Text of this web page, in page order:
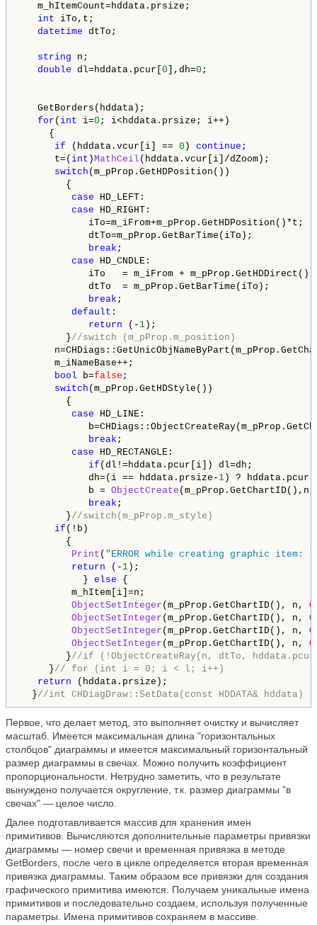
m_hItemCount=hddata.prsize;
int iTo,t;
datetime dtTo;
string n;
double dl=hddata.pcur[ 0 ],dh=0 ;
GetBorders(hddata);
for ( int i=0 ; i<hddata.prsize; i++)
{
if (hddata.vcur[i] == 0 ) continue ;
t=( int )MathCeil (hddata.vcur[i]/dZoom);
switch (m_pProp.GetHDPosition())
{
case HD_LEFT:
case HD_RIGHT:
iTo=m_iFrom+m_pProp.GetHDPosition()*t;
dtTo=m_pProp.GetBarTime(iTo);
break ;
case HD_CNDLE:
iTo   = m_iFrom +
dtTo  = m_pProp.GetBarTime(iTo);
break ;
default :
return (- 1 );
}//switch (m_pProp.m_position)
m_iNameBase++;
bool b=false ;
switch (m_pProp.GetHDStyle())
{
case HD_LINE:
break ;
case HD_RECTANGLE:
if (dl!=hddata.pcur[i]) dl=dh;
dh=(i == hddata.prsize- 1 ) ?
b = ObjectCreate (m_pProp.GetChartID(),n,
break ;
}//switch(m_pProp.m_style)
if (!b)
{
Print ( "ERROR while creating graphic item: "
return (- 1 );
} else {
m_hItem[i]=n;
ObjectSetInteger (m_pProp.GetChartID(), n,
ObjectSetInteger (m_pProp.GetChartID(), n,
ObjectSetInteger (m_pProp.GetChartID(), n,
ObjectSetInteger (m_pProp.GetChartID(), n,
}//if (!ObjectCreateRay(n, dtTo,
}// for (int i = 0; i < l; i++)
return (hddata.prsize);
}//int CHDiagDraw::SetData(const HDDATA& hddata)
Первое, что делает метод, это выполняет очистку и вычисляет
масштаб. Имеется максимальная длина "горизонтальных
столбцов" диаграммы и имеется максимальный горизонтальный
размер диаграммы в свечах. Можно получить коэффициент
пропорциональности. Нетрудно заметить, что в результате
вынуждено получается округление, т.к. размер диаграммы "в
свечах" — целое число.
Далее подготавливается массив для хранения имен
примитивов. Вычисляются дополнительные параметры привязки
диаграммы — номер свечи и временная привязка в методе
GetBorders, после чего в цикле определяется вторая временная
привязка диаграммы. Таким образом все привязки для создания
графического примитива имеются. Получаем уникальные имена
примитивов и последовательно создаем, используя полученные
параметры. Имена примитивов сохраняем в массиве.